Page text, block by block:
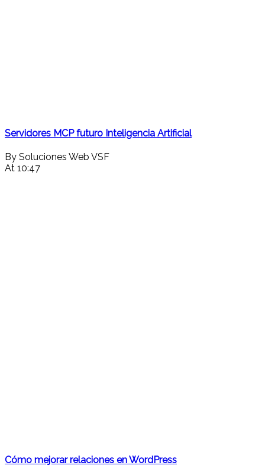
Servidores MCP futuro Inteligencia Artificial
By Soluciones Web VSF
At 10:47
Cómo mejorar relaciones en WordPress